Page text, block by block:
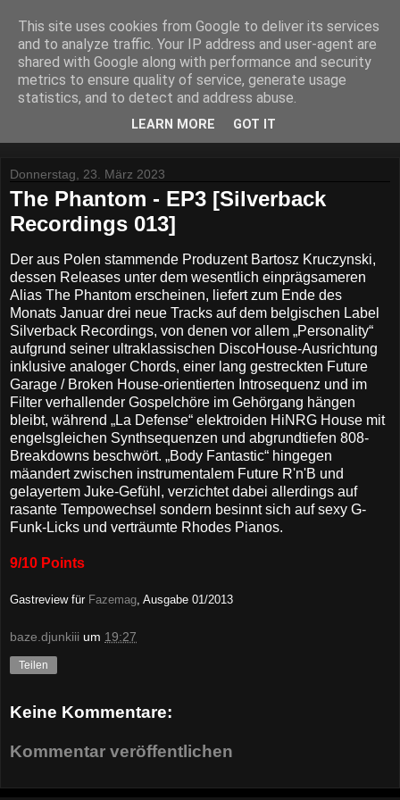
Lost Reviews From The
Archive
Was nach der Deadline übrig blieb.
Donnerstag, 23. März 2023
The Phantom - EP3 [Silverback
Recordings 013]
Der aus Polen stammende Produzent Bartosz Kruczynski,
dessen Releases unter dem wesentlich einprägsameren
Alias The Phantom erscheinen, liefert zum Ende des
Monats Januar drei neue Tracks auf dem belgischen Label
Silverback Recordings, von denen vor allem „Personality“
aufgrund seiner ultraklassischen DiscoHouse-Ausrichtung
inklusive analoger Chords, einer lang gestreckten Future
Garage / Broken House-orientierten Introsequenz und im
Filter verhallender Gospelchöre im Gehörgang hängen
bleibt, während „La Defense“ elektroiden HiNRG House mit
engelsgleichen Synthsequenzen und abgrundtiefen 808-
Breakdowns beschwört. „Body Fantastic“ hingegen
mäandert zwischen instrumentalem Future R'n'B und
gelayertem Juke-Gefühl, verzichtet dabei allerdings auf
rasante Tempowechsel sondern besinnt sich auf sexy G-
Funk-Licks und verträumte Rhodes Pianos.
9/10 Points
Gastreview für Fazemag , Ausgabe 01/2013
baze.djunkiii um 19:27
Teilen
Keine Kommentare:
Kommentar veröffentlichen
This site uses cookies from Google to deliver its services
and to analyze traffic. Your IP address and user-agent are
shared with Google along with performance and security
metrics to ensure quality of service, generate usage
statistics, and to detect and address abuse.
LEARN MORE GOT IT